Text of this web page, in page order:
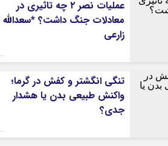
عملیات نصر ۲ چه تاثیری در
معادلات جنگ داشت؟ *سعدالله
زارعی
تنگی انگشتر و کفش در گرما؛
واکنش طبیعی بدن یا هشدار
جدی؟